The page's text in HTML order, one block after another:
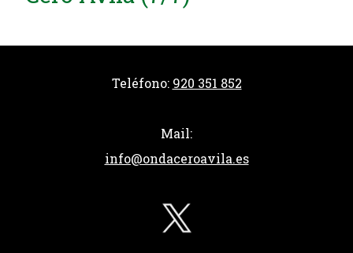
Teléfono: 920 351 852
Mail:
info@ondaceroavila.es